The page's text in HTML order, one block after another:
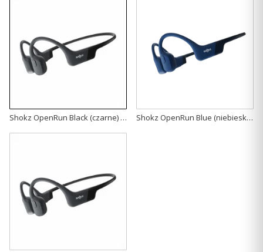
Shokz OpenRun Black (czarne) (Wersja USB-C) - bezprzewodowe słuchawki kostne Shokz OpenRun Blue (niebieskie) (Wersja USB-C) - bezprzewodowe słuchawki kostne